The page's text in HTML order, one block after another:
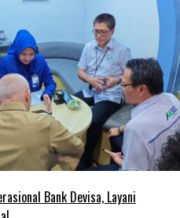
Bank Devisa, Layani